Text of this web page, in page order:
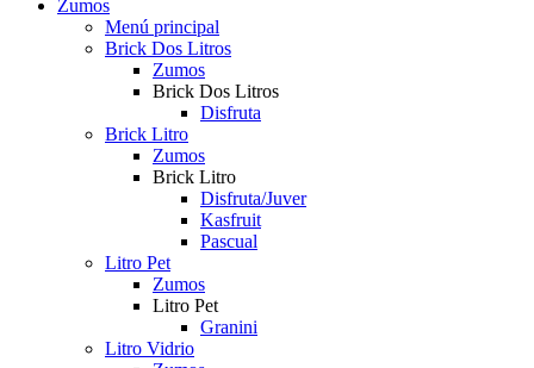
Zumos
Menú principal
Brick Dos Litros
Zumos
Brick Dos Litros
Disfruta
Brick Litro
Zumos
Brick Litro
Disfruta/Juver
Kasfruit
Pascual
Litro Pet
Zumos
Litro Pet
Granini
Litro Vidrio